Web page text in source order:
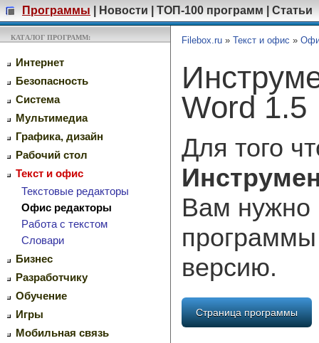
Программы Новости ТОП-100 программ Статьи
КАТАЛОГ ПРОГРАММ:
Интернет
Безопасность
Система
Мультимедиа
Графика, дизайн
Рабочий стол
Текст и офис
Текстовые редакторы
Офис редакторы
Работа с текстом
Словари
Бизнес
Разработчику
Обучение
Игры
Мобильная связь
Filebox.ru » Текст и офис »
Word 1.5
Для того
Вам нужно
версию.
Страница программы